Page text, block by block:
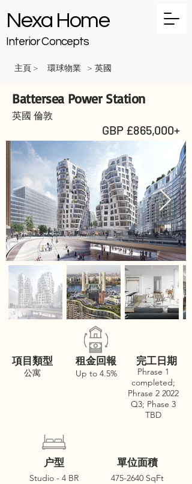
Nexa Home
Interior Concepts
主頁 > 環球物業 > 英國
Battersea Power Station
英國 倫敦
GBP £865,000+
項目類型
公寓
租金回報
Up to 4.5%
完工日期
Phrase 1
completed;
Phrase 2 2022
Q3; Phase 3
TBD
户型
Studio - 4 BR
單位面積
475-2640SqFt